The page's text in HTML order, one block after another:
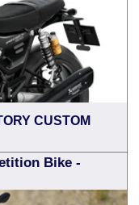
CUSTOM
Bike -